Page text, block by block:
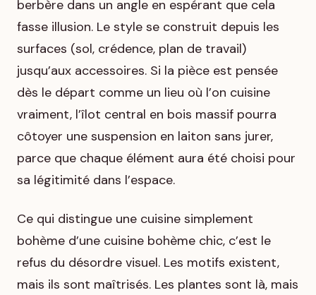
berbère dans un angle en espérant que cela
fasse illusion. Le style se construit depuis les
surfaces (sol, crédence, plan de travail)
jusqu’aux accessoires. Si la pièce est pensée
dès le départ comme un lieu où l’on cuisine
vraiment, l’îlot central en bois massif pourra
côtoyer une suspension en laiton sans jurer,
parce que chaque élément aura été choisi pour
sa légitimité dans l’espace.
Ce qui distingue une cuisine simplement
bohème d’une cuisine bohème chic, c’est le
refus du désordre visuel. Les motifs existent,
mais ils sont maîtrisés. Les plantes sont là, mais